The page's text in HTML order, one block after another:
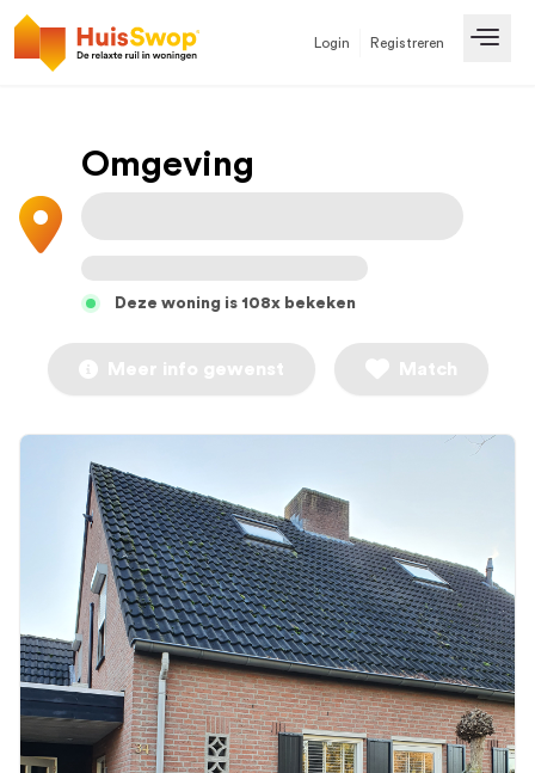
Login Registreren
Omgeving
Deze woning is 108x bekeken
Meer info gewenst Match